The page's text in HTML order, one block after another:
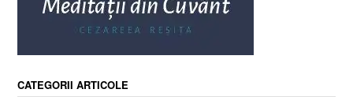
CATEGORII ARTICOLE